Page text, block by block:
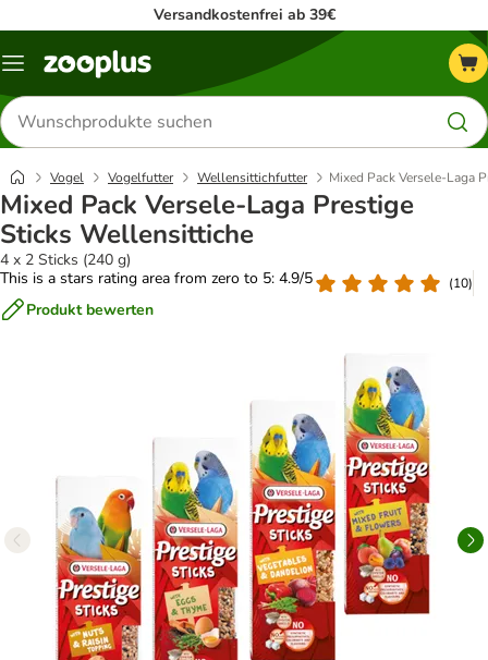
Versandkostenfrei ab 39€
Menü
Produkte
suchen
Vogel Vogelfutter Wellensittichfutter Mixed Pack Versele-Laga
Mixed Pack Versele-Laga Prestige
Sticks Wellensittiche
4 x 2 Sticks (240 g)
This is a stars rating area from zero to 5: 4.9/5
(10)
Produkt bewerten